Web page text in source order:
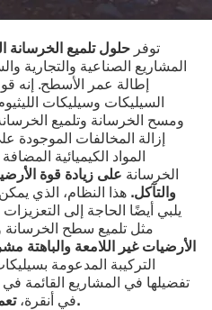
توفر حلول تلميع الخرسانة
المشاريع الصناعية والتجارية
إطالة عمر الأسطح. إنه
السيليكات وسيليكات
ومسح الخرسانة وتلميع
إزالة المخالفات الموجودة
المواد الكيميائية
الخرسانة على زيادة قوة
والتآكل. هذا النظام، الذي
يلبي أيضًا الحاجة إلى
مثل تلميع سطح الخرسانة
الأرضيات غير اللامعة والباهتة
التركيبة المدعومة
تفضيلها في المشاريع القائمة
في أنقرة،تعمل على تجديد أرضياتك وحمايتها.